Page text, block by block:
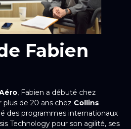
Fabien
, Fabien a débuté chez
plus de 20 ans chez Collins
des programmes internationaux
Technology pour son agilité, ses